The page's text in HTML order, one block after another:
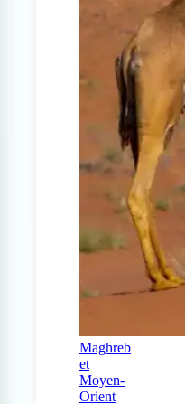
Maghreb
et
Moyen-
Orient